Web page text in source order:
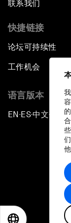
联系我们
快捷链接
论坛可持续性
工作机会
语言版本
EN ▪ ES▪中文▪ 日本